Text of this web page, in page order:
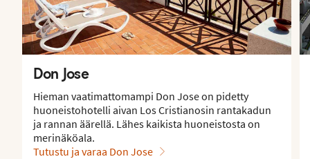
Don Jose
Hieman vaatimattomampi Don Jose on pidetty
huoneistohotelli aivan Los Cristianosin rantakadun
ja rannan äärellä. Lähes kaikista huoneistosta on
merinäköala.
Tutustu ja varaa Don Jose